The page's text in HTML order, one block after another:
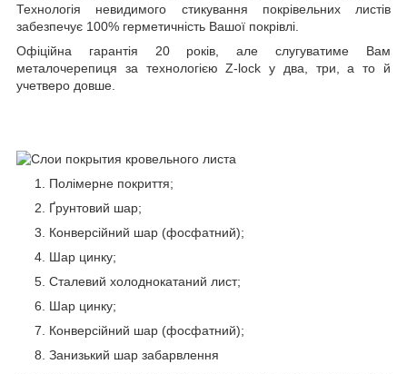
Технологія невидимого стикування покрівельних листів
забезпечує 100% герметичність Вашої покрівлі.
Офіційна гарантія 20 років, але слугуватиме Вам
металочерепиця за технологією Z-lock у два, три, а то й
учетверо довше.
Полімерне покриття;
Ґрунтовий шар;
Конверсійний шар (фосфатний);
Шар цинку;
Сталевий холоднокатаний лист;
Шар цинку;
Конверсійний шар (фосфатний);
Занизький шар забарвлення